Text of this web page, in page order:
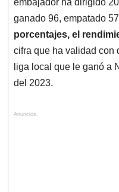
embajador ha dirigido
ganado 96, empatado
porcentajes, el
cifra que ha validad con
liga local que le ganó a
del 2023.
Anuncios.